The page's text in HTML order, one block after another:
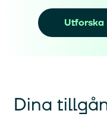
Utforska
Dina